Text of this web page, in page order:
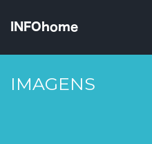
IMAGENS